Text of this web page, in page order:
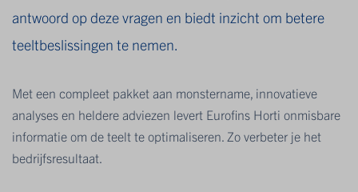
antwoord op deze vragen en biedt inzicht om betere
teeltbeslissingen te nemen.
Met een compleet pakket aan monstername, innovatieve
analyses en heldere adviezen levert Eurofins Horti onmisbare
informatie om de teelt te optimaliseren. Zo verbeter je het
bedrijfsresultaat.